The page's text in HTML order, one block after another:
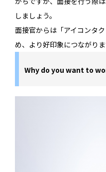
しましょう。
面接官からは「アイコンタ
め、より好印象につながりま
Why do you want to